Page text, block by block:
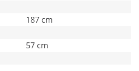
187 cm
57 cm